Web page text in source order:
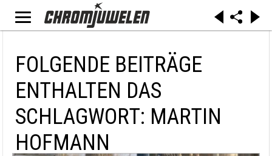
FOLGENDE BEITRÄGE
ENTHALTEN DAS
SCHLAGWORT: MARTIN
HOFMANN